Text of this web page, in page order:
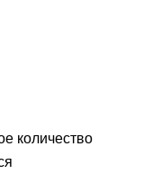
количество